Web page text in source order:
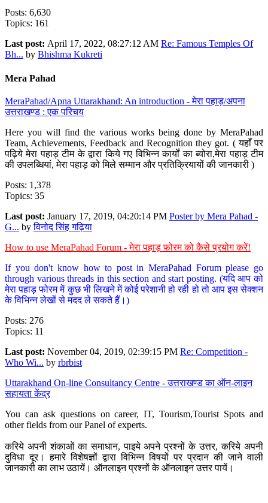
Posts: 6,630
Topics: 161
Last post: April 17, 2022, 08:27:12 AM Re: Famous Temples Of
Bh... by Bhishma Kukreti
Mera Pahad
MeraPahad/Apna Uttarakhand: An introduction - मेरा पहाड़/अपना
उत्तराखण्ड : एक परिचय
Here you will find the various works being done by MeraPahad
Team, Achievements, Feedback and Recognition they got. ( यहाँ पर
पढ़िये मेरा पहाड़ टीम के द्वारा किये गए विभिन्न कार्यों का ब्योरा,मेरा पहाड़ टीम
की उपलब्धियां, मेरा पहाड़ को मिले सम्मान और प्रतिक्रियायों की जानकारी )
Posts: 1,378
Topics: 35
Last post: January 17, 2019, 04:20:14 PM Poster by Mera Pahad -
G... byविनोद सिंह गढ़िया
How to use MeraPahad Forum - मेरा पहाड़ फोरम को कैसे प्रयोग करें!
If you don't know how to post in MeraPahad Forum please go
through various threads in this section and start posting. (यदि आप को
मेरा पहाड़ फोरम में कुछ भी लिखने में कोई परेशानी हो रही हो तो आप इस सेक्शन
के विभिन्न लेखों से मदद ले सकते हैं।)
Posts: 276
Topics: 11
Last post: November 04, 2019, 02:39:15 PM Re: Competition -
Who Wi... by rbrbist
Uttarakhand On-line Consultancy Centre - उत्तराखण्ड का ऑन-लाइन
सहायता केंद्र
You can ask questions on career, IT, Tourism,Tourist Spots and
other fields from our Panel of experts.
करिये अपनी शंकाओं का समाधान, पाइये अपने प्रश्नों के उत्तर, करिये अपनी
दुविधा दूर। हमारे विशेषज्ञों द्वारा विभिन्न विषयों पर प्रदान की जाने वाली
जानकारी का लाभ उठायें। ऑनलाइन प्रश्नों के ऑनलाइन उत्तर पायें।